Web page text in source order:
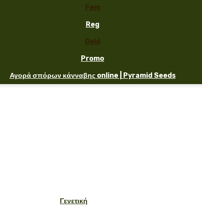
Fem
Reg
Gold
Promo
Αγορά σπόρων κάνναβης online | Pyramid Seeds
Γενετική